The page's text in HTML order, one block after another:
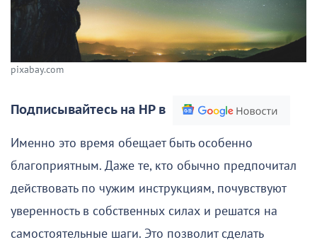
pixabay.com
Подписывайтесь на НР в
Именно это время обещает быть особенно
благоприятным. Даже те, кто обычно предпочитал
действовать по чужим инструкциям, почувствуют
уверенность в собственных силах и решатся на
самостоятельные шаги. Это позволит сделать